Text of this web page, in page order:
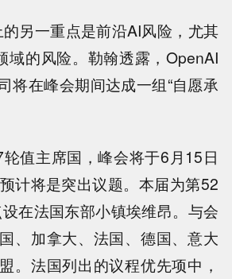
另一重点是前沿AI风险，尤其
域的风险。勒翰透露，OpenAI
将在峰会期间达成一组“自愿承
值主席国，峰会将于6月15日
计将是突出议题。本届为第52
在法国东部小镇埃维昂。与会
、加拿大、法国、德国、意大
。法国列出的议程优先项中，